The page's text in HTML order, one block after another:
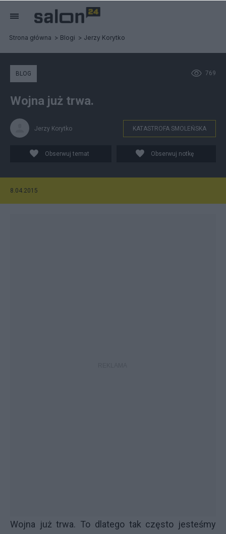
Strona główna Blogi Jerzy Korytko
769
BLOG
Wojna już trwa.
Jerzy Korytko KATASTROFA SMOLEŃSKA
Obserwuj temat Obserwuj notkę
8.04.2015
Wojna już trwa. To dlatego tak często jesteśmy